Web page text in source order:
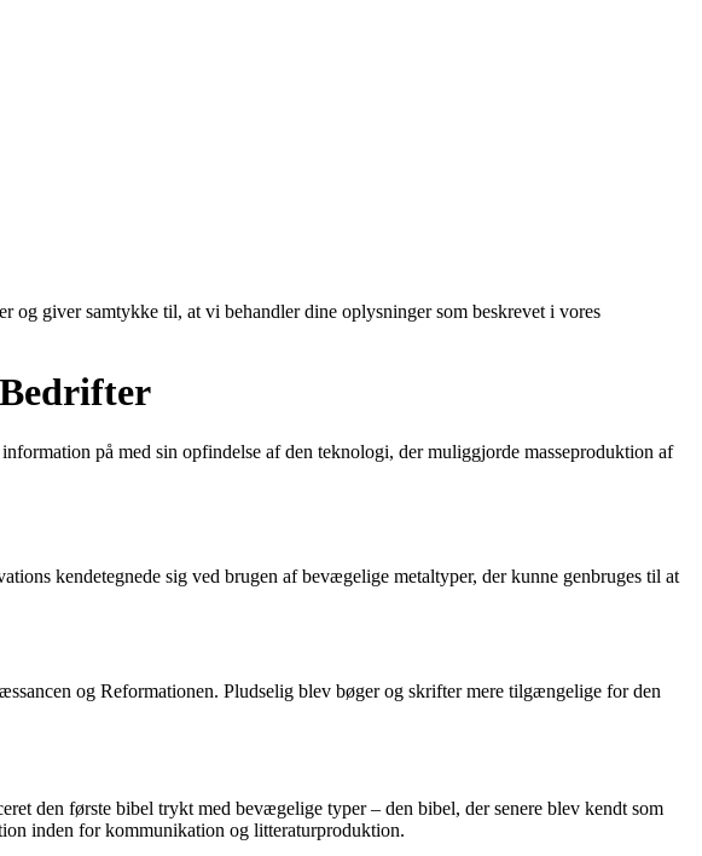
giver samtykke til, at vi behandler dine oplysninger som beskrevet i vores
på med sin opfindelse af den teknologi, der muliggjorde masseproduktion af
kendetegnede sig ved brugen af bevægelige metaltyper, der kunne genbruges til at
og Reformationen. Pludselig blev bøger og skrifter mere tilgængelige for den
den første bibel trykt med bevægelige typer – den bibel, der senere blev kendt som
inden for kommunikation og litteraturproduktion.